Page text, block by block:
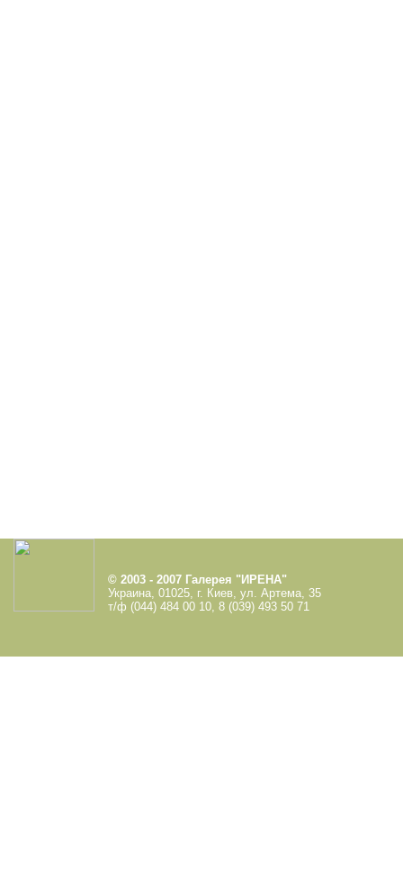
© 2003 - 2007 Галерея "ИРЕНА"
Украина, 01025, г. Киев, ул. Артема, 35
т/ф (044) 484 00 10, 8 (039) 493 50 71